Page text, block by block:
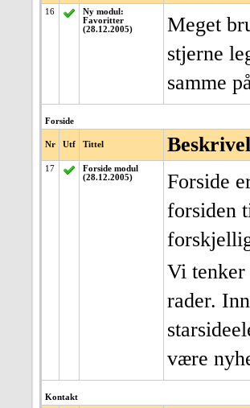
16
Ny modul:
Favoritter
(28.12.2005)
Meget
stjerne
samme
Forside
Nr Utf Tittel
17
Forside modul
(28.12.2005)
Forside
forsiden
Vi tenker
rader.
være
Kontakt